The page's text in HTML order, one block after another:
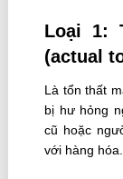
Loại 1:
(actual
Là tổn thất
bị hư hỏng
cũ hoặc
với hàng hóa.